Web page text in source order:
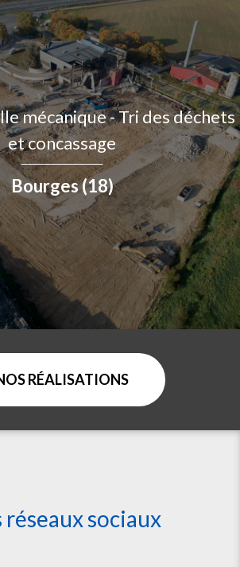
mécanique - Tri des déchets
et concassage
Bourges (18)
RÉALISATIONS
réseaux sociaux